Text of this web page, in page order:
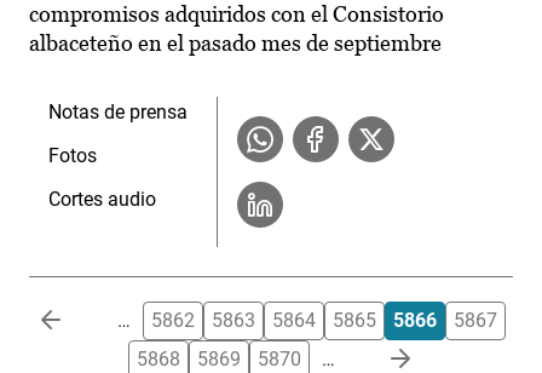
compromisos adquiridos con el Consistorio
albaceteño en el pasado mes de septiembre
Notas de prensa
Fotos
Cortes audio
Paginación … 5862 5863 5864 5865 5866
5867
5868
5869 5870 …